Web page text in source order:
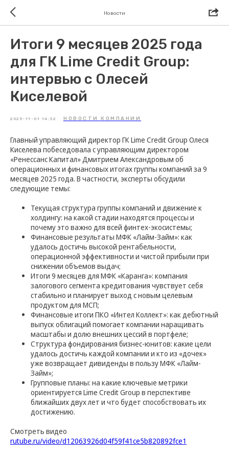
Новости
Итоги 9 месяцев 2025 года
для ГК Lime Credit Group:
интервью с Олесей
Киселевой
2025-11-01 14:32 НОВОСТИ КОМПАНИИ
Главный управляющий директор ГК Lime Credit Group Олеся
Киселева побеседовала с управляющим директором
«Ренессанс Капитал» Дмитрием Александровым об
операционных и финансовых итогах группы компаний за 9
месяцев 2025 года. В частности, эксперты обсудили
следующие темы:
Текущая структура группы компаний и движение к
холдингу: на какой стадии находятся процессы и
почему это важно для всей финтех-экосистемы;
Финансовые результаты МФК «Лайм-Займ»: как
удалось достичь высокой рентабельности,
операционной эффективности и чистой прибыли при
снижении объемов выдач;
Итоги 9 месяцев для МФК «Каранга»: компания
залогового сегмента кредитования чувствует себя
стабильно и планирует выход с новым целевым
продуктом для МСП;
Финансовые итоги ПКО «Интел Коллект»: как дебютный
выпуск облигаций помогает компании наращивать
масштабы и долю внешних цессий в портфеле;
Структура фондирования бизнес-юнитов: какие цели
удалось достичь каждой компании и кто из «дочек»
уже возвращает дивиденды в пользу МФК «Лайм-
Займ»;
Групповые планы: на какие ключевые метрики
ориентируется Lime Credit Group в перспективе
ближайших двух лет и что будет способствовать их
достижению.
Смотреть видео
rutube.ru/video/d12063926d04f59f41ce5b820892fce1